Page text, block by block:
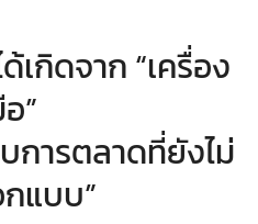
เกิดจาก “เครื่อง
”
การตลาดที่ยังไม่
แบบ”